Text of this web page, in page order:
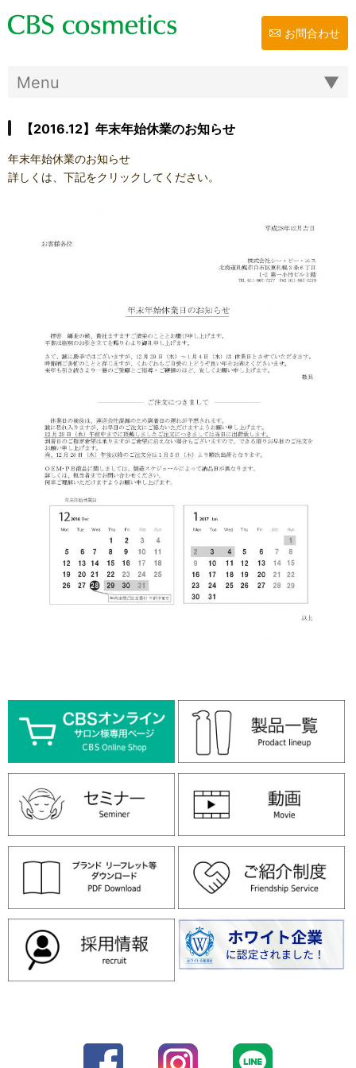
お問合わせ
【2016.12】年末年始休業のお知らせ
年末年始休業のお知らせ
詳しくは、下記をクリックしてください。